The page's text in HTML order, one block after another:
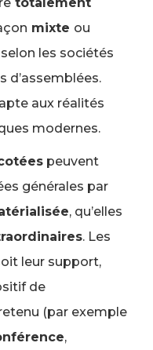
mixte ou
selon les sociétés
d’assemblées.
aux réalités
modernes.
peuvent
générales par
, qu’elles
. Les
leur support,
de
(par exemple
,